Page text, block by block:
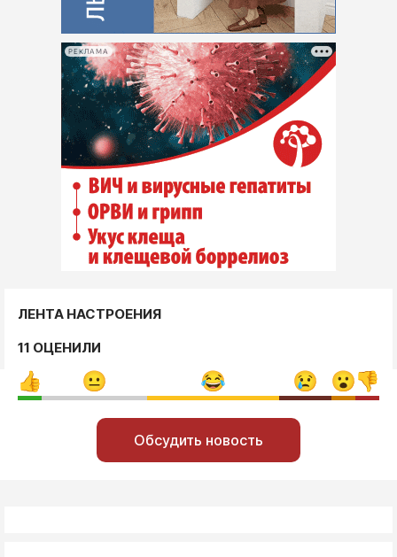
РЕКЛАМА
ЛЕНТА НАСТРОЕНИЯ
11 ОЦЕНИЛИ
Обсудить новость